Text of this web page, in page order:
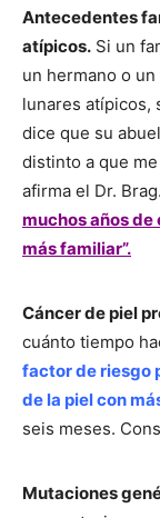
Antecedentes
atípicos. Si un
un hermano o
lunares atípicos,
dice que su
distinto a que
afirma el Dr. Brag.
muchos años de
más familiar”.
Cáncer de piel
cuánto tiempo
factor de riesgo
de la piel con
seis meses.
Mutaciones